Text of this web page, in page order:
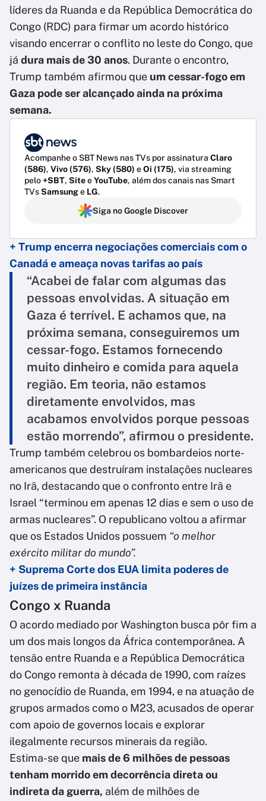
líderes da Ruanda e da República Democrática do
Congo (RDC) para firmar um acordo histórico
visando encerrar o conflito no leste do Congo, que
já dura mais de 30 anos. Durante o encontro,
Trump também afirmou que um cessar-fogo em
Gaza pode ser alcançado ainda na próxima
semana.
Acompanhe o SBT News nas TVs por assinatura Claro
(586), Vivo (576), Sky (580) eOi (175), via streaming
pelo+SBT, SiteeYouTube, além dos canais nas Smart
TVsSamsunge LG.
Siga no Google Discover
+ Trump encerra negociações comerciais com o
Canadá e ameaça novas tarifas ao país
“Acabei de falar com algumas das
pessoas envolvidas. A situação em
Gaza é terrível. E achamos que, na
próxima semana, conseguiremos um
cessar-fogo. Estamos fornecendo
muito dinheiro e comida para aquela
região. Em teoria, não estamos
diretamente envolvidos, mas
acabamos envolvidos porque pessoas
estão morrendo”, afirmou o presidente.
Trump também celebrou os bombardeios norte-
americanos que destruíram instalações nucleares
no Irã, destacando que o confronto entre Irã e
Israel “terminou em apenas 12 dias e sem o uso de
armas nucleares”. O republicano voltou a afirmar
que os Estados Unidos possuem “o melhor
exército militar do mundo”.
+ Suprema Corte dos EUA limita poderes de
juízes de primeira instância
Congo x Ruanda
O acordo mediado por Washington busca pôr fim a
um dos mais longos da África contemporânea. A
tensão entre Ruanda e a República Democrática
do Congo remonta à década de 1990, com raízes
no genocídio de Ruanda, em 1994, e na atuação de
grupos armados como o M23, acusados de operar
com apoio de governos locais e explorar
ilegalmente recursos minerais da região.
Estima-se que mais de 6 milhões de pessoas
tenham morrido em decorrência direta ou
indireta da guerra, além de milhões de